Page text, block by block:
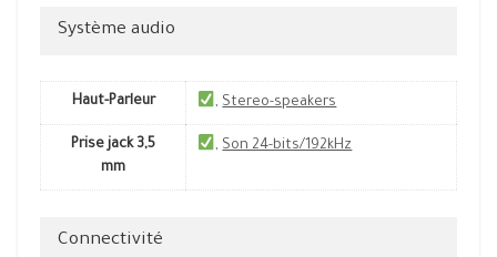
Système audio
Haut-Parleur ,Stereo-speakers
Prise jack 3,5
mm
,Son 24-bits/192kHz
Connectivité